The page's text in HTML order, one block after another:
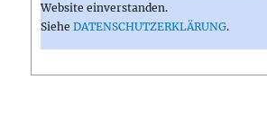
Website einverstanden.
SieheDATENSCHUTZERKLÄRUNG.